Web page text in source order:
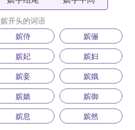
嫔开头的词语
嫔侍
嫔俪
嫔妃
嫔妇
嫔妾
嫔娥
嫔嫱
嫔御
嫔息
嫔然